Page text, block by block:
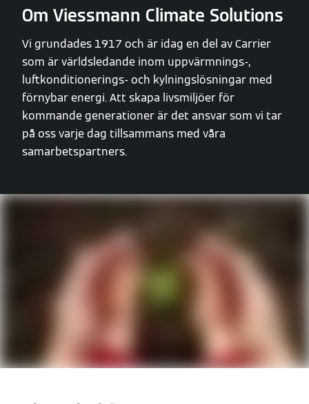
Om Viessmann Climate Solutions
Vi grundades 1917 och är idag en del av Carrier
som är världsledande inom uppvärmnings-,
luftkonditionerings- och kylningslösningar med
förnybar energi. Att skapa livsmiljöer för
kommande generationer är det ansvar som vi tar
på oss varje dag tillsammans med våra
samarbetspartners.